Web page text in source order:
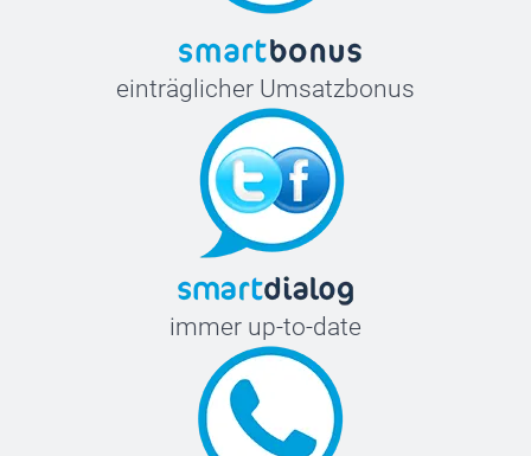
77,2 cm
61,5 cm
20 cm
einträglicher Umsatzbonus
immer up-to-date